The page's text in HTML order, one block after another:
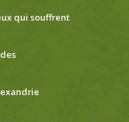
qui souffrent